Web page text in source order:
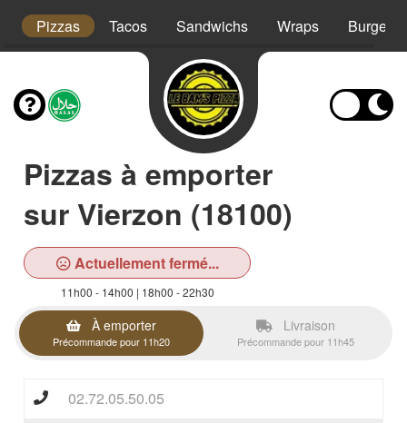
Pizzas Tacos Sandwichs Wraps Burgers
Pizzas à emporter
sur Vierzon (18100)
Actuellement fermé...
11h00 - 14h00 | 18h00 - 22h30
À emporter
Précommande pour 11h20
Livraison
Précommande pour 11h45
02.72.05.50.05